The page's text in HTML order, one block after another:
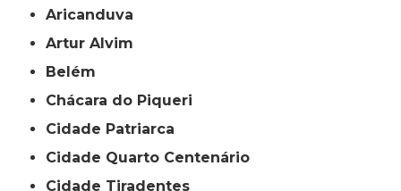
Aricanduva
Artur Alvim
Belém
Chácara do Piqueri
Cidade Patriarca
Cidade Quarto Centenário
Cidade Tiradentes